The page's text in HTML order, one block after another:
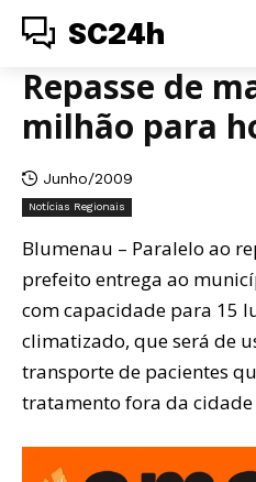
SC24h
Repasse de
milhão para
Junho/2009
Notícias Regionais
Blumenau – Paralelo ao
prefeito entrega ao
com capacidade para 15
climatizado, que será de
transporte de pacientes
tratamento fora da cidade